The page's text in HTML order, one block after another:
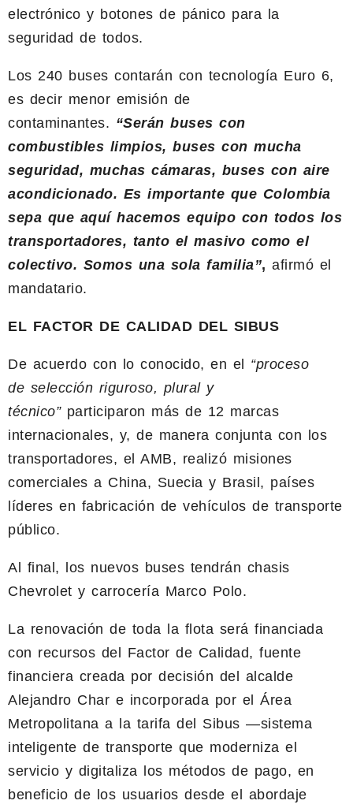
electrónico y botones de pánico para la
seguridad de todos.
Los 240 buses contarán con tecnología Euro 6,
es decir menor emisión de
contaminantes. “Serán buses con
combustibles limpios, buses con mucha
seguridad, muchas cámaras, buses con aire
acondicionado. Es importante que Colombia
sepa que aquí hacemos equipo con todos los
transportadores, tanto el masivo como el
colectivo. Somos una sola familia”, afirmó el
mandatario.
EL FACTOR DE CALIDAD DEL SIBUS
De acuerdo con lo conocido, en el “proceso
de selección riguroso, plural y
técnico” participaron más de 12 marcas
internacionales, y, de manera conjunta con los
transportadores, el AMB, realizó misiones
comerciales a China, Suecia y Brasil, países
líderes en fabricación de vehículos de transporte
público.
Al final, los nuevos buses tendrán chasis
Chevrolet y carrocería Marco Polo.
La renovación de toda la flota será financiada
con recursos del Factor de Calidad, fuente
financiera creada por decisión del alcalde
Alejandro Char e incorporada por el Área
Metropolitana a la tarifa del Sibus —sistema
inteligente de transporte que moderniza el
servicio y digitaliza los métodos de pago, en
beneficio de los usuarios desde el abordaje